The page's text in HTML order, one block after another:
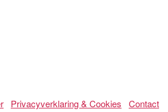
Privacyverklaring & Cookies Contact